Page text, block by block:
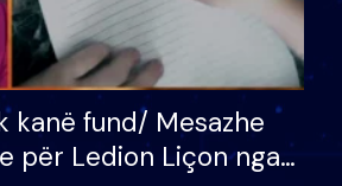
kanë fund/ Mesazhe
për Ledion Liçon nga